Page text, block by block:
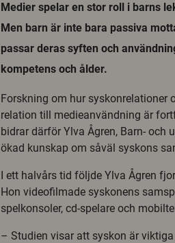
Medier spelar en stor roll i barns
Men barn är inte bara passiva
passar deras syften och
kompetens och ålder.
Forskning om hur
relation till medieanvändning är
bidrar därför Ylva Ågren, Barn-
ökad kunskap om såväl syskons
I ett halvårs tid följde Ylva Ågren
Hon videofilmade syskonens
spelkonsoler, cd-spelare och
– Studien visar att syskon är